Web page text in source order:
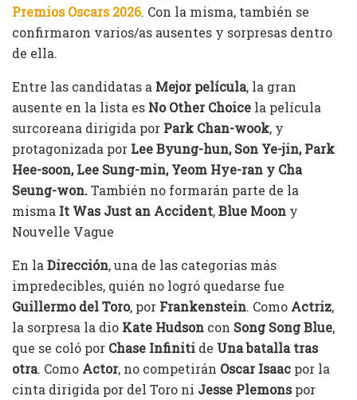
Premios Oscars 2026. Con la misma, también se
confirmaron varios/as ausentes y sorpresas dentro
de ella.
Entre las candidatas a Mejor película, la gran
ausente en la lista es No Other Choice la película
surcoreana dirigida por Park Chan-wook, y
protagonizada por Lee Byung-hun, Son Ye-jin, Park
Hee-soon, Lee Sung-min, Yeom Hye-ran y Cha
Seung-won.También no formarán parte de la
misma It Was Just an Accident,Blue Moon y
Nouvelle Vague
En la Dirección, una de las categorías más
impredecibles, quién no logró quedarse fue
Guillermo del Toro, por Frankenstein. Como Actriz,
la sorpresa la dio Kate Hudson con Song Song Blue,
que se coló por Chase Infiniti de Una batalla tras
otra. Como Actor, no competirán Oscar Isaac por la
cinta dirigida por del Toro ni Jesse Plemonspor